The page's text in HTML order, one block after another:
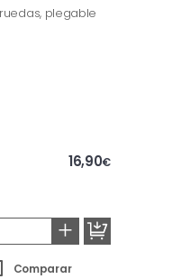
plegable
16,90€
+
Comparar